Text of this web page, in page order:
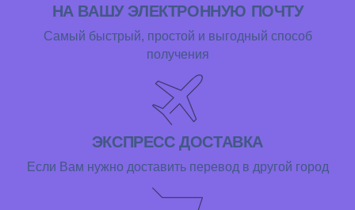
НА ВАШУ ЭЛЕКТРОННУЮ ПОЧТУ
Самый быстрый, простой и выгодный способ
получения
ЭКСПРЕСС ДОСТАВКА
Если Вам нужно доставить перевод в другой город